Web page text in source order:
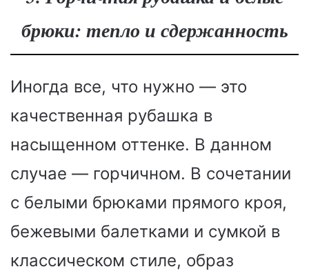
брюки: тепло и сдержанность
Иногда все, что нужно — это
качественная рубашка в
насыщенном оттенке. В данном
случае — горчичном. В сочетании
с белыми брюками прямого кроя,
бежевыми балетками и сумкой в
классическом стиле, образ